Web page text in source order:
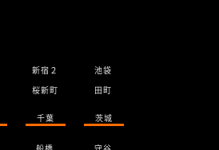
新宿２
池袋
桜新町 田町
千葉 茨城